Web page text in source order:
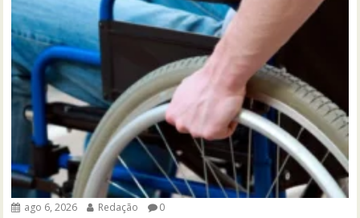
ago 6, 2026 Redação 0